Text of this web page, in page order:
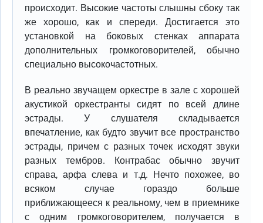
происходит. Высокие частоты слышны сбоку так
же хорошо, как и спереди. Достигается это
установкой на боковых стенках аппарата
дополнительных громкоговорителей, обычно
специально высокочастотных.
В реально звучащем оркестре в зале с хорошей
акустикой оркестранты сидят по всей длине
эстрады. У слушателя складывается
впечатление, как будто звучит все пространство
эстрады, причем с разных точек исходят звуки
разных тембров. Контрабас обычно звучит
справа, арфа слева и т.д. Нечто похожее, во
всяком случае гораздо больше
приближающееся к реальному, чем в приемнике
с одним громкоговорителем, получается в